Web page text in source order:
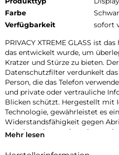
Farbe
Verfügbarkeit
sofort
PRIVACY XTREME GLASS ist
das entwickelt wurde, um
Kratzer und Stürze zu bieten.
Datenschutzfilter verdunkelt
Person, die das Telefon
und private oder vertrauliche
Blicken schützt. Hergestellt mit
Technologie, gewährleistet es
Widerstandsfähigkeit gegen
mit einem innovativen
ohne Blasen oder Mängel.
Mehr lesen